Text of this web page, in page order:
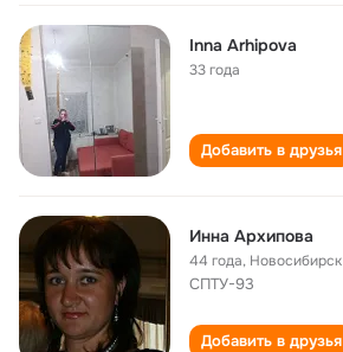
Inna Arhipova
33 года
Добавить в друзья
Инна Архипова
44 года, Новосибирск
СПТУ-93
Добавить в друзья